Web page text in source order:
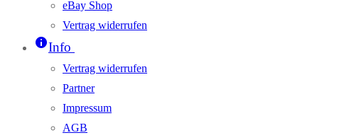
eBay Shop
Vertrag widerrufen
Info
Vertrag widerrufen
Partner
Impressum
AGB